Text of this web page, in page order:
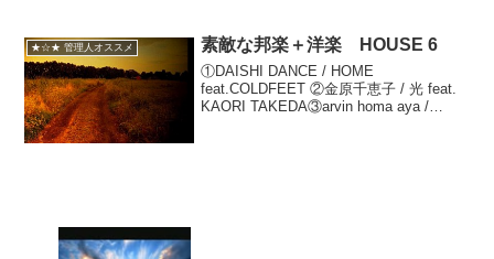
界ですorz■誠に勝手ながらお借りしまし
た。ありがとう...
★☆★ 管理人オススメ 素敵な邦楽＋洋楽 HOUSE 6
①DAISHI DANCE / HOME
feat.COLDFEET ②金原千恵子 / 光 feat.
KAORI TAKEDA③arvin homa aya /